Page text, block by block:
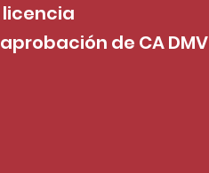
licencia
de CA DMV